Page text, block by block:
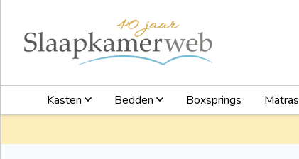
Kasten Bedden Boxsprings